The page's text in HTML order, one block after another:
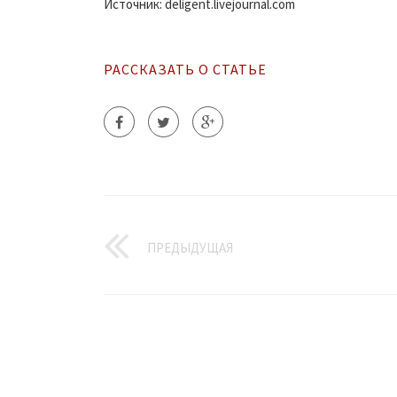
Источник: deligent.livejournal.com
РАССКАЗАТЬ О СТАТЬЕ
ПРЕДЫДУЩАЯ